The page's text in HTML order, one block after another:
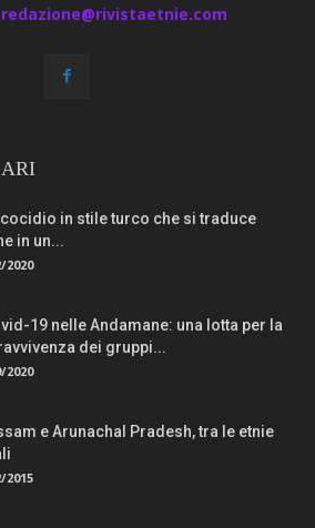
redazione@rivistaetnie.com
in stile turco che si traduce
in un...
2020
19 nelle Andamane: una lotta per la
dei gruppi...
2020
e Arunachal Pradesh, tra le etnie
2015